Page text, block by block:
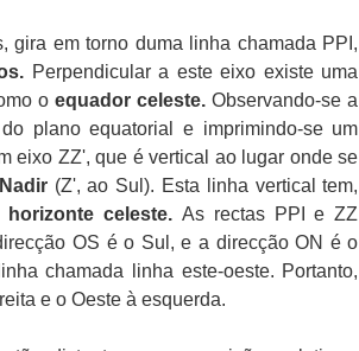
gira em torno duma linha chamada PPI,
Perpendicular a este eixo existe uma
oequador celeste. Observando-se a
plano equatorial e imprimindo-se um
eixo ZZ', que é vertical ao lugar onde se
Nadir(Z', ao Sul). Esta linha vertical tem,
horizonte celeste.As rectas PPI e ZZ
OS é o Sul, e a direcção ON é o
chamada linha este-oeste. Portanto,
e o Oeste à esquerda.